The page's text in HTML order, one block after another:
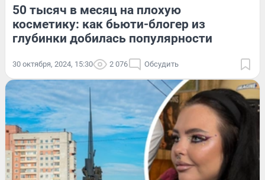
50 тысяч в месяц на плохую
косметику: как бьюти-блогер из
глубинки добилась популярности
30 октября, 2024, 15:30 2 076 Обсудить